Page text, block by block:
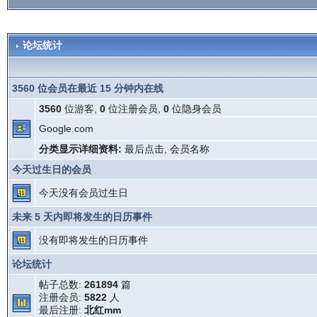
论坛统计
3560 位会员在最近 15 分钟内在线
3560位游客, 0位注册会员, 0位隐身会员
Google.com
分类显示详细资料: 最后点击, 会员名称
今天过生日的会员
今天没有会员过生日
未来 5 天内即将发生的日历事件
没有即将发生的日历事件
论坛统计
帖子总数: 261894篇
注册会员: 5822人
最后注册: 北红mm